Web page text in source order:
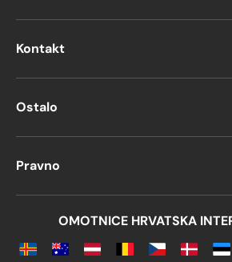
Kontakt
Ostalo
Pravno
OMOTNICE HRVATSKA